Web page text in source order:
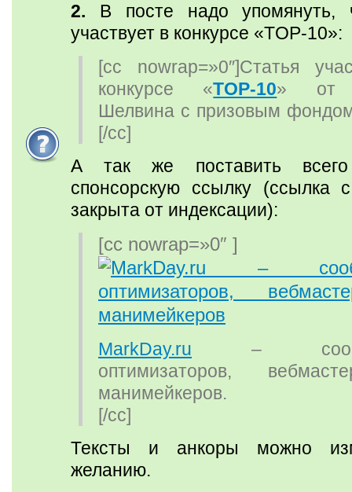
2. В посте надо упомянуть,
участвует в конкурсе «TOP-10»:
[cc nowrap=»0″]Статья
конкурсе «TOP-10» от
Шелвина с призовым
[/cc]
А так же поставить
спонсорскую ссылку (ссылка
закрыта от индексации):
[cc nowrap=»0″ ]
MarkDay.ru –
оптимизаторов,
манимейкеров.
[/cc]
Тексты и анкоры можно
желанию.